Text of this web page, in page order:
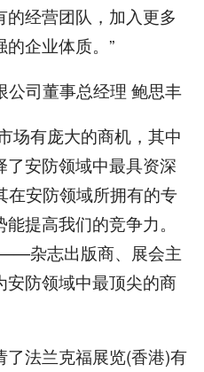
经营团队，加入更多
的企业体质。”
公司董事总经理 鲍思丰
有庞大的商机，其中
安防领域中最具资深
在安防领域所拥有的专
提高我们的竞争力。
杂志出版商、展会主
安防领域中最顶尖的商
法兰克福展览(香港)有